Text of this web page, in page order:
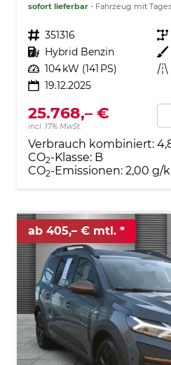
sofort lieferbar Fahrzeug mit
Fahrzeugnr. 351316 Getriebe
Kraftstoff Hybrid Benzin Außenfarbe
Leistung 104 kW (141 PS) Kilometerstand
19.12.2025
25.768,– €
incl. 17% MwSt.
Verbrauch kombiniert:
CO2-Klasse: B
CO2-Emissionen: 2,00 g/
ab 405,– € mtl.